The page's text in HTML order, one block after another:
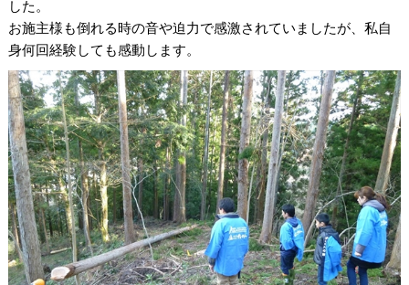
した。
お施主様も倒れる時の音や迫力で感激されていましたが、私自
身何回経験しても感動します。